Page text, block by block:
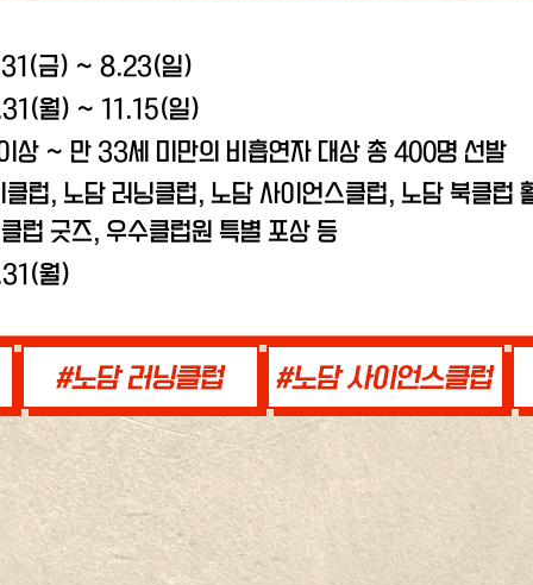
금) ~ 8.23(일)
월) ~ 11.15(일)
상 ~ 만 33세 미만의 비흡연자 대상 총 400명 선발
클럽, 노담 러닝클럽, 노담 사이언스클럽, 노담 북클럽
럽 굿즈, 우수클럽원 특별 포상 등
월)